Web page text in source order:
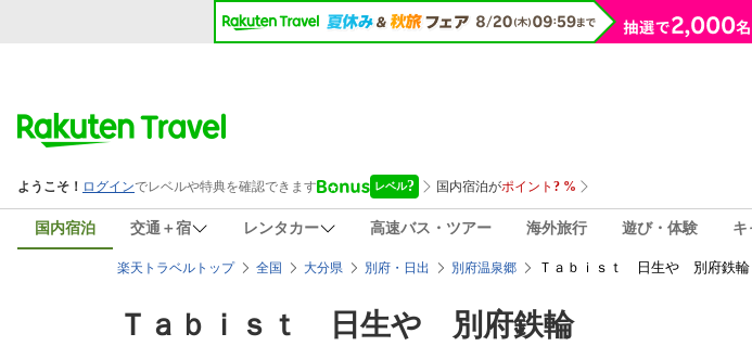
国内宿泊 交通＋宿 レンタカー 高速バス・ツアー 海外旅行 遊び・体験 キ
楽天トラベルトップ 全国 大分県 別府・日出 別府温泉郷 Ｔａｂｉｓｔ 日生や 別府鉄輪
Ｔａｂｉｓｔ 日生や 別府鉄輪